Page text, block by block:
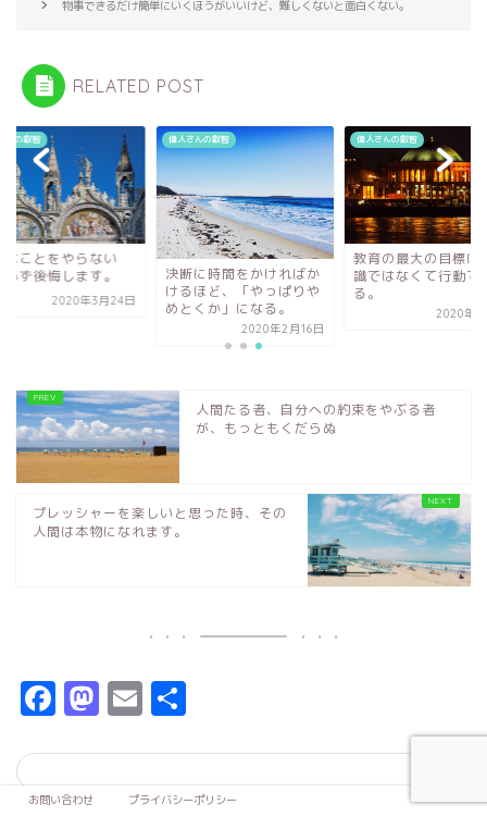
k n
物事できるだけ簡単にいくほうがいいけど、難しくないと面白くない。
RELATED POST
んの叡智
なことをやらない
ず後悔します。
2020年3月24日
偉人さんの叡智
決断に時間をかければか
けるほど、「やっぱりや
めとくか」になる。
2020年2月16日
偉人さんの叡智
教育の最大の目標は
識ではなくて行動で
る。
2020年3
人間たる者、自分への約束をやぶる者
が、もっともくだらぬ
プレッシャーを楽しいと思った時、その
人間は本物になれます。
F
c
e
M
s
E
ai
l
お問い合わせ プライバシーポリシー